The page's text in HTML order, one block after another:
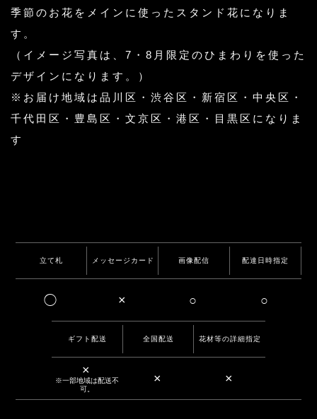
季節のお花をメインに使ったスタンド花になりま
す。
（イメージ写真は、7・8月限定のひまわりを使った
デザインになります。）
※お届け地域は品川区・渋谷区・新宿区・中央区・
千代田区・豊島区・文京区・港区・目黒区になりま
す
立て札
◯
メッセージカード
×
画像配信
○
配達日時指定
○
ギフト配送
×
※一部地域は配送不
可。
全国配送
×
花材等の詳細指定
×